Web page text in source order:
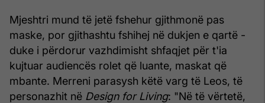
Mjeshtri mund të jetë fshehur gjithmonë pas
maske, por gjithashtu fshihej në dukjen e qartë -
duke i përdorur vazhdimisht shfaqjet për t'ia
kujtuar audiencës rolet që luante, maskat që
mbante. Merreni parasysh këtë varg të Leos, të
personazhit në Design for Living: "Në të vërtetë,